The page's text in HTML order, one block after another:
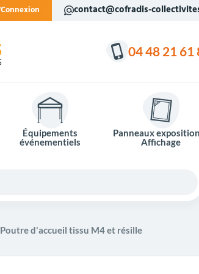
Connexion contact@cofradis-
04 48 21 61
Équipements
événementiels
Panneaux
Affichage
Poutre d'accueil tissu M4 et résille